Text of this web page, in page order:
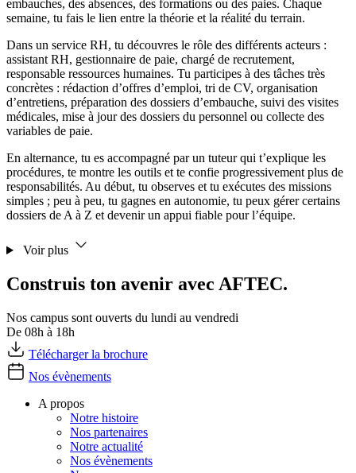
embauches, des absences, des formations ou des paies. Chaque
semaine, tu fais le lien entre la théorie et la réalité du terrain.
Dans un service RH, tu découvres le rôle des différents acteurs :
assistant RH, gestionnaire de paie, chargé de recrutement,
responsable ressources humaines. Tu participes à des tâches très
concrètes : rédaction d’offres d’emploi, tri de CV, organisation
d’entretiens, préparation des dossiers d’embauche, suivi des visites
médicales, mise à jour des dossiers du personnel ou collecte des
variables de paie.
En alternance, tu es accompagné par un tuteur qui t’explique les
procédures, te montre les outils et te confie progressivement plus de
responsabilités. Au début, tu observes et tu exécutes des missions
simples ; peu à peu, tu gagnes en autonomie, tu peux gérer certains
dossiers de A à Z et devenir un appui fiable pour l’équipe.
Voir plus
Construis ton avenir avec AFTEC.
Nos campus sont ouverts du lundi au vendredi
De 08h à 18h
Télécharger la brochure
Nos évènements
A propos
Notre histoire
Nos partenaires
Notre actualité
Nos évènements